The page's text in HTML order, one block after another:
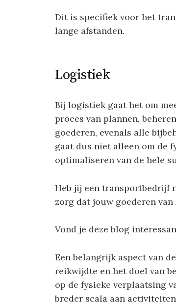
Dit is specifiek voor het
lange afstanden.
Logistiek
Bij logistiek gaat het om
proces van plannen,
goederen, evenals alle
gaat dus niet alleen om de
optimaliseren van de hele
Heb jij een transportbedrijf
zorg dat jouw goederen van
Vond je deze blog
Een belangrijk aspect van
reikwijdte en het doel van
op de fysieke verplaatsing
breder scala aan